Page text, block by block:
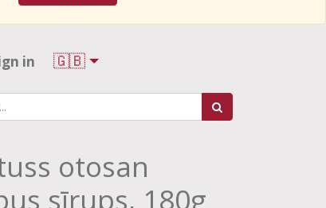
in 🇬🇧
otosan
sīrups, 180g